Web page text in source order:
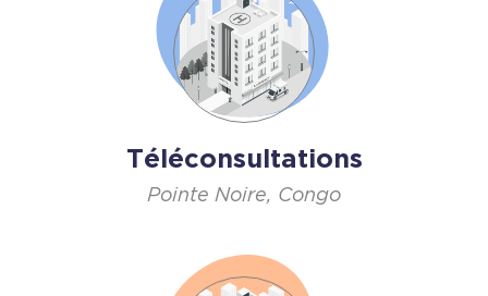
Téléconsultations
Pointe Noire, Congo